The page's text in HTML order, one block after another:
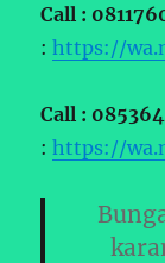
Call :
:https://
Call :
:https://